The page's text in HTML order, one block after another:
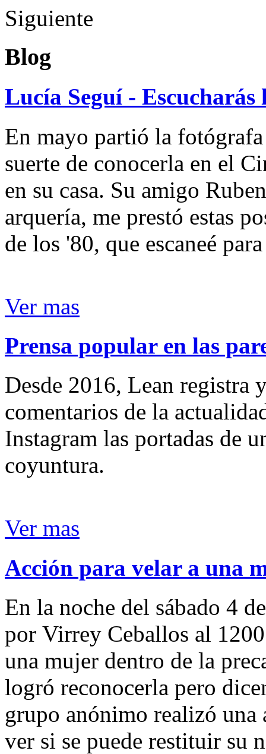
Siguiente
Blog
Lucía Seguí - Escucharás
En mayo partió la
suerte de conocerla en el
en su casa. Su amigo
arquería, me prestó estas
de los '80, que escaneé
Ver mas
Prensa popular en las
Desde 2016, Lean registra
comentarios de la
Instagram las portadas de
coyuntura.
Ver mas
Acción para velar a una
En la noche del sábado 4
por Virrey Ceballos al
una mujer dentro de la
logró reconocerla pero
grupo anónimo realizó
ver si se puede restituir su